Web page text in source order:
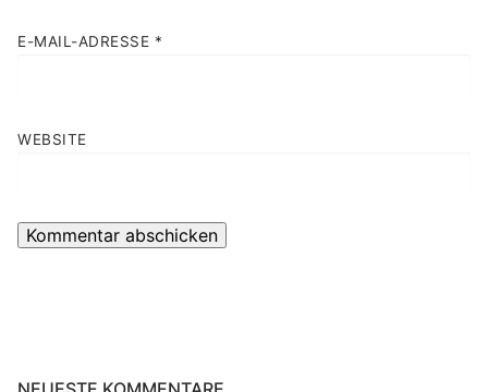
E-MAIL-ADRESSE *
WEBSITE